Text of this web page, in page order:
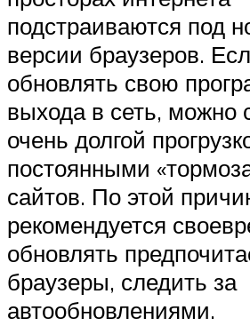
подстраиваются под
версии браузеров.
обновлять свою
выхода в сеть, можно
очень долгой
постоянными
сайтов. По этой
рекомендуется
обновлять
браузеры, следить за
автообновлениями.